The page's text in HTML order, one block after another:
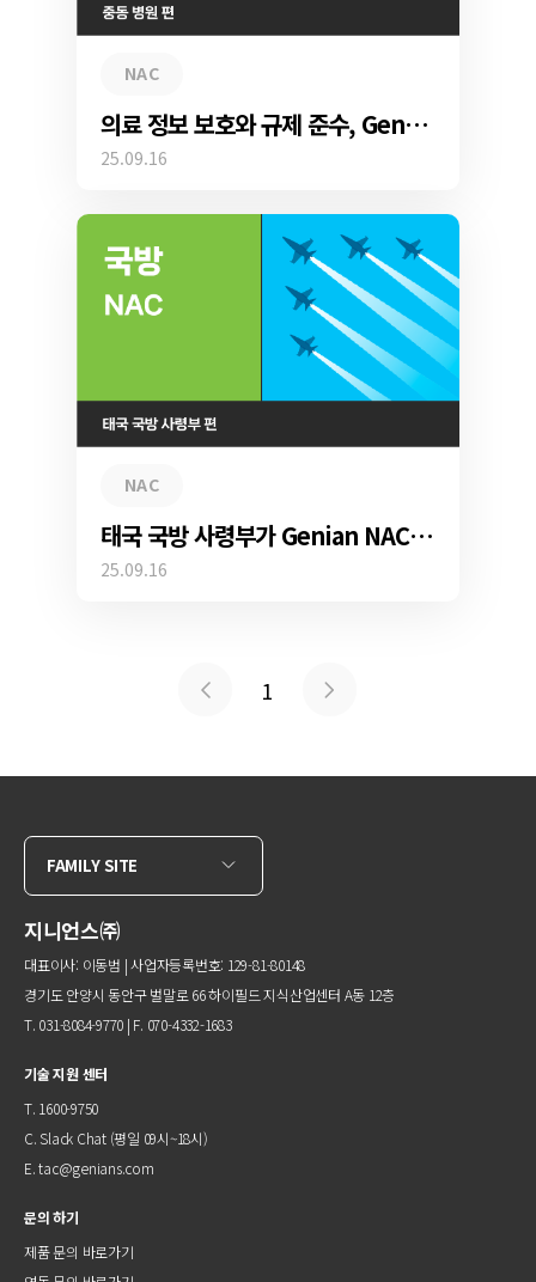
NAC
의료 정보 보호와 규제 준수, Genian NAC로 완벽히 해결하다
25.09.16
NAC
태국 국방 사령부가 Genian NAC로 사이버 위협을 막은 비결
25.09.16
1
지니언스㈜
대표이사: 이동범 | 사업자등록번호: 129-81-80148
경기도 안양시 동안구 벌말로 66 하이필드 지식산업센터 A동 12층
T. 031-8084-9770 | F. 070-4332-1683
기술 지원 센터
T. 1600-9750
C. Slack Chat(평일 09시~18시)
E.tac@genians.com
문의 하기
제품 문의 바로가기
FAMILY SITE